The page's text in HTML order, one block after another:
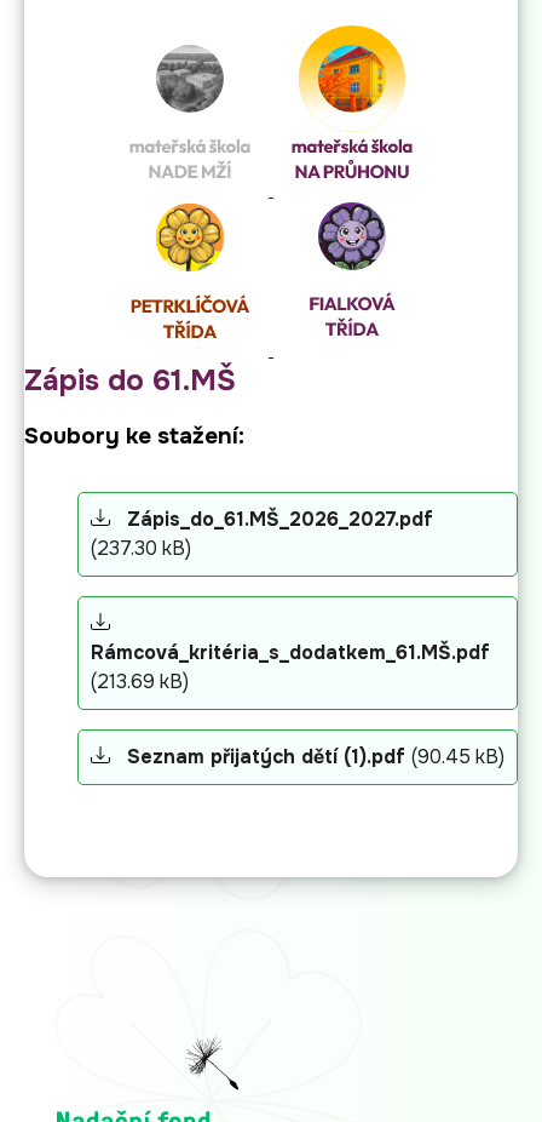
Zápis do 61.MŠ
Soubory ke stažení:
Zápis_do_61.MŠ_2026_2027.pdf
(237.30 kB)
Rámcová_kritéria_s_dodatkem_61.MŠ.pdf
(213.69 kB)
Seznam přijatých dětí (1).pdf (90.45 kB)